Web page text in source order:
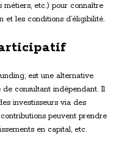
métiers, etc.) pour connaître
et les conditions d’éligibilité.
est une alternative
consultant indépendant. Il
investisseurs via des
peuvent prendre
en capital, etc.